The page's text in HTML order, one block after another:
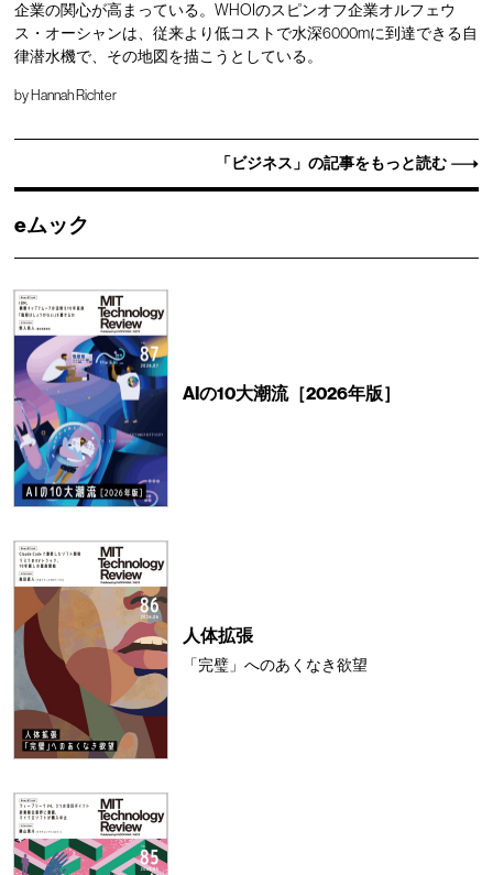
企業の関心が高まっている。WHOIのスピンオフ企業オルフェウ
ス・オーシャンは、従来より低コストで水深6000mに到達できる自
律潜水機で、その地図を描こうとしている。
byHannah Richter
「ビジネス」の記事をもっと読む
eムック
AIの10大潮流［2026年版］
人体拡張
「完璧」へのあくなき欲望